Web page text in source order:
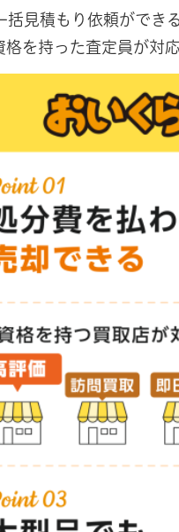
括見積もり依頼ができ
格を持った査定員が対